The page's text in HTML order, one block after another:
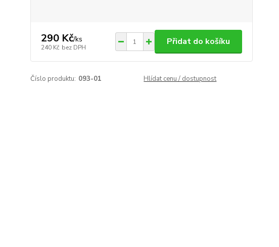
290 Kč/ks
240 Kč bez DPH
Přidat do košíku
Číslo produktu: 093-01 Hlídat cenu / dostupnost